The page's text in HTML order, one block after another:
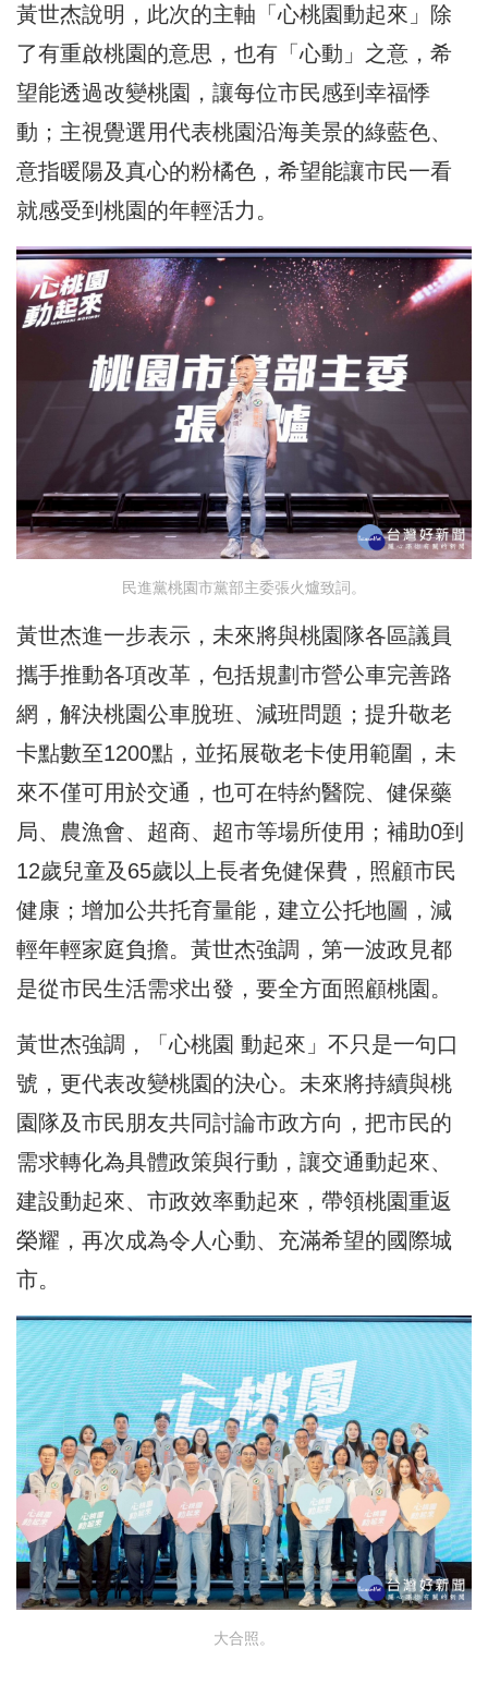
黃世杰說明，此次的主軸「心桃園動起來」除
了有重啟桃園的意思，也有「心動」之意，希
望能透過改變桃園，讓每位市民感到幸福悸
動；主視覺選用代表桃園沿海美景的綠藍色、
意指暖陽及真心的粉橘色，希望能讓市民一看
就感受到桃園的年輕活力。
民進黨桃園市黨部主委張火爐致詞。
黃世杰進一步表示，未來將與桃園隊各區議員
攜手推動各項改革，包括規劃市營公車完善路
網，解決桃園公車脫班、減班問題；提升敬老
卡點數至1200點，並拓展敬老卡使用範圍，未
來不僅可用於交通，也可在特約醫院、健保藥
局、農漁會、超商、超市等場所使用；補助0到
12歲兒童及65歲以上長者免健保費，照顧市民
健康；增加公共托育量能，建立公托地圖，減
輕年輕家庭負擔。黃世杰強調，第一波政見都
是從市民生活需求出發，要全方面照顧桃園。
黃世杰強調，「心桃園 動起來」不只是一句口
號，更代表改變桃園的決心。未來將持續與桃
園隊及市民朋友共同討論市政方向，把市民的
需求轉化為具體政策與行動，讓交通動起來、
建設動起來、市政效率動起來，帶領桃園重返
榮耀，再次成為令人心動、充滿希望的國際城
市。
大合照。